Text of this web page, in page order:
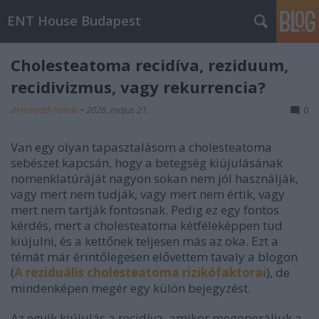
ENT House Budapest
Cholesteatoma recidíva, reziduum,
recidivizmus, vagy rekurrencia?
drHorváthTamás • 2026. május 21. 0
Van egy olyan tapasztalásom a cholesteatoma
sebészet kapcsán, hogy a betegség kiújulásának
nomenklatúráját nagyon sokan nem jól használják,
vagy mert nem tudják, vagy mert nem értik, vagy
mert nem tartják fontosnak. Pedig ez egy fontos
kérdés, mert a cholesteatoma kétféleképpen tud
kiújulni, és a kettőnek teljesen más az oka. Ezt a
témát már érintőlegesen elővettem tavaly a blogon
(A reziduális cholesteatoma rizikófaktorai), de
mindenképen megér egy külön bejegyzést.